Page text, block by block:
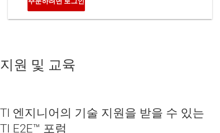
지원 및 교육
TI 엔지니어의 기술 지원을 받을 수 있는
TI E2E™ 포럼